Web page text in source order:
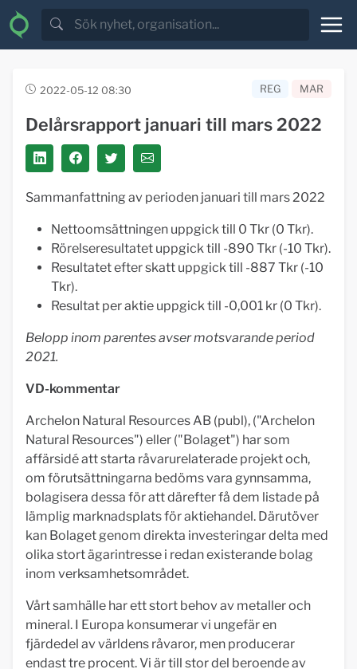
2022-05-12 08:30 REG MAR
Delårsrapport januari till mars 2022
Sammanfattning av perioden januari till mars 2022
Nettoomsättningen uppgick till 0 Tkr (0 Tkr).
Rörelseresultatet uppgick till -890 Tkr (-10 Tkr).
Resultatet efter skatt uppgick till -887 Tkr (-10
Tkr).
Resultat per aktie uppgick till -0,001 kr (0 Tkr).
Belopp inom parentesavser motsvarande period
2021.
VD-kommentar
Archelon Natural Resources AB (publ), ("Archelon
Natural Resources") eller ("Bolaget") har som
affärsidé att starta råvarurelaterade projekt och,
om förutsättningarna bedöms vara gynnsamma,
bolagisera dessa för att därefter få dem listade på
lämplig marknadsplats för aktiehandel. Därutöver
kan Bolaget genom direkta investeringar delta med
olika stort ägarintresse i redan existerande bolag
inom verksamhetsområdet.
Vårt samhälle har ett stort behov av metaller och
mineral. I Europa konsumerar vi ungefär en
fjärdedel av världens råvaror, men producerar
endast tre procent. Vi är till stor del beroende av